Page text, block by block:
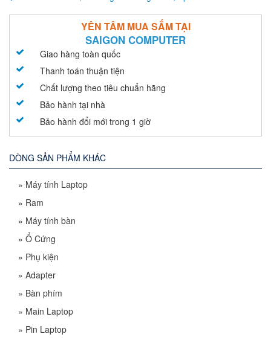
YÊN TÂM MUA SẮM TẠI
SAIGON COMPUTER
Giao hàng toàn quốc
Thanh toán thuận tiện
Chất lượng theo tiêu chuẩn hãng
Bảo hành tại nhà
Bảo hành đổi mới trong 1 giờ
DÒNG SẢN PHẨM KHÁC
» Máy tính Laptop
» Ram
» Máy tính bàn
» Ổ Cứng
» Phụ kiện
» Adapter
» Bàn phím
» Main Laptop
» Pin Laptop